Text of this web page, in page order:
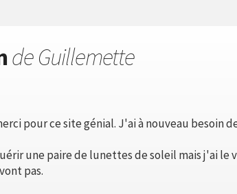
de Guillemette
pour ce site génial. J'ai à nouveau besoin
une paire de lunettes de soleil mais j'ai le
pas.